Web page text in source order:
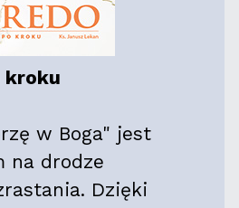
kroku
w Boga" jest
na drodze
Dzięki